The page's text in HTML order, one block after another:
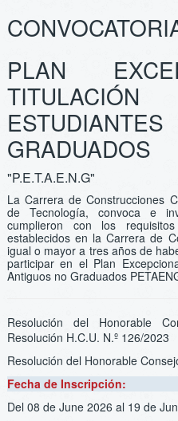
PLAN
GRADUADOS
"P.E.T.A.E.N.G"
La Carrera de Construcciones
de Tecnología, convoca e
cumplieron con los
establecidos en la Carrera de
igual o mayor a tres años de
participar en el Plan
Antiguos no Graduados
Resolución del Honorable
Resolución H.C.U. N.º 126/2023
Resolución del Honorable
Fecha de Inscripción:
Del 08 de June 2026 al 19 de